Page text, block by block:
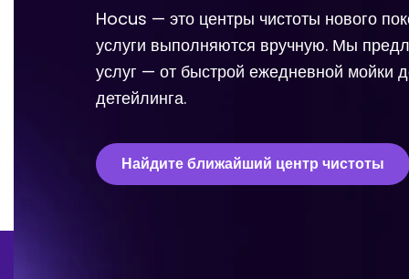
Hocus — это центры чистоты нового
услуги выполняются вручную. Мы
услуг — от быстрой ежедневной мойки
детейлинга.
Найдите ближайший центр чистоты